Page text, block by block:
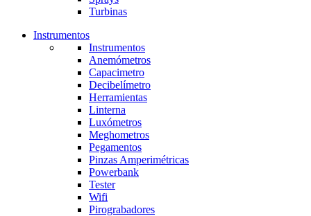
Turbinas
Instrumentos
Instrumentos
Anemómetros
Capacimetro
Decibelímetro
Herramientas
Linterna
Luxómetros
Meghometros
Pegamentos
Pinzas Amperimétricas
Powerbank
Tester
Wifi
Pirograbadores